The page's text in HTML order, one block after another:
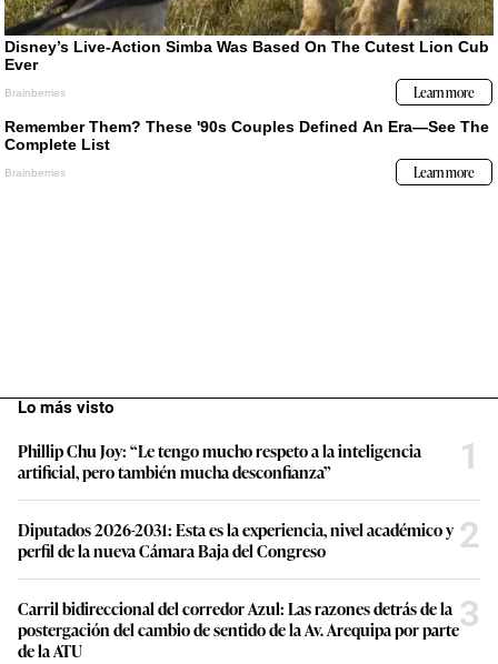
Lo más visto
Phillip Chu Joy: “Le tengo mucho respeto a la inteligencia
artificial, pero también mucha desconfianza”
1
Diputados 2026-2031: Esta es la experiencia, nivel académico y
perfil de la nueva Cámara Baja del Congreso
2
Carril bidireccional del corredor Azul: Las razones detrás de la
postergación del cambio de sentido de la Av. Arequipa por parte
de la ATU
3